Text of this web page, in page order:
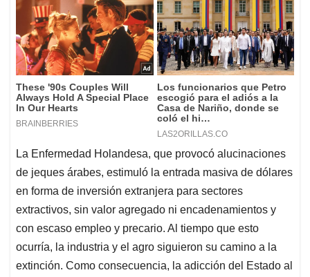
La Enfermedad Holandesa, que provocó alucinaciones
de jeques árabes, estimuló la entrada masiva de dólares
en forma de inversión extranjera para sectores
extractivos, sin valor agregado ni encadenamientos y
con escaso empleo y precario. Al tiempo que esto
ocurría, la industria y el agro siguieron su camino a la
extinción. Como consecuencia, la adicción del Estado al